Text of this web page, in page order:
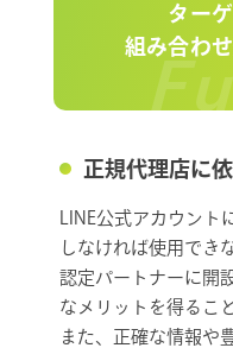
ター
組み合わ
正規代理店に
LINE公式アカウン
しなければ使用でき
認定パートナーに開
なメリットを得るこ
また、正確な情報や